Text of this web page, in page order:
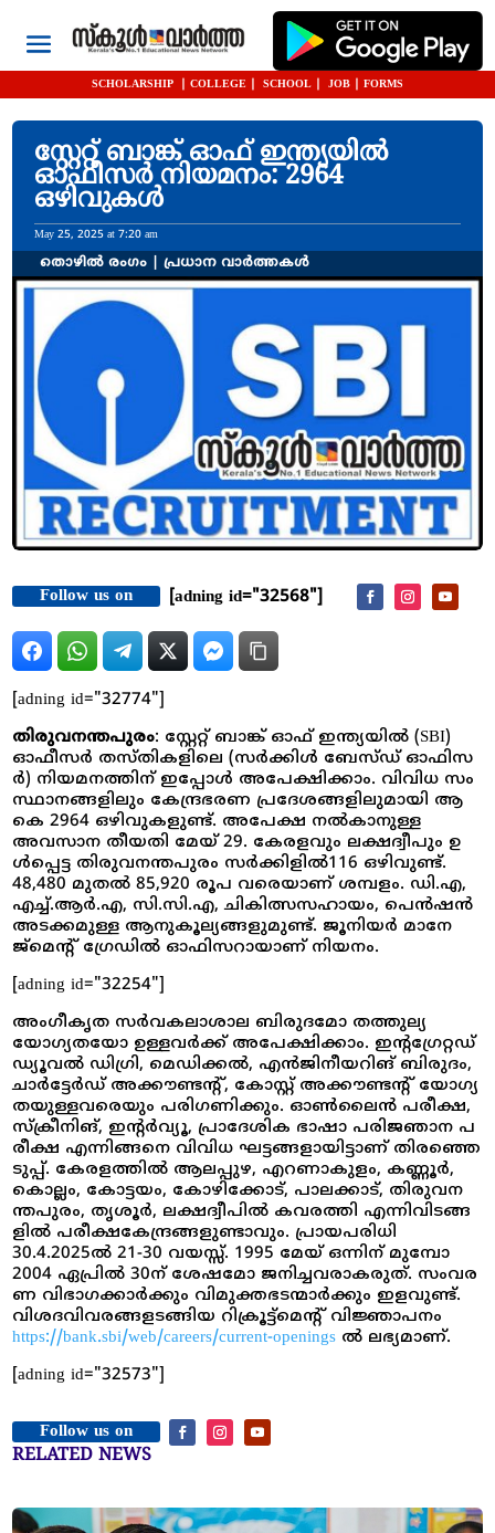
SCHOLARSHIP COLLEGE SCHOOL JOB FORMS
സ്റ്റേ​റ്റ് ബാ​ങ്ക് ഓ​ഫ് ഇന്ത്യയിൽ
ഓഫീസർ നിയമനം: 2964
ഒഴിവുകൾ
May 25, 2025 at 7:20 am
തൊഴിൽ രംഗം |പ്രധാന വാർത്തകൾ
Follow us on [adning id="32568"]
[adning id="32774"]
തിരുവനന്തപുരം: സ്റ്റേ​റ്റ് ബാ​ങ്ക് ഓ​ഫ് ഇ​ന്ത്യയിൽ (SBI)
ഓഫീസർ തസ്തികളിലെ (സർക്കിൾ ബേ​സ്ഡ് ഓ​ഫി​സ​
ർ​) നിയമനത്തിന് ഇപ്പോൾ അപേക്ഷിക്കാം. വി​വി​ധ സം​
സ്ഥാ​നങ്ങളിലും കേ​​ന്ദ്ര​ഭ​ര​ണ പ്ര​ദേ​ശ​ങ്ങളി​ലു​മായി ആ​
കെ 2964 ഒ​ഴി​വു​ക​ളു​ണ്ട്. അപേക്ഷ നൽകാനുള്ള
അവസാന തീയതി മേയ് 29. കേ​ര​ള​വും ല​ക്ഷ​ദ്വീ​പും ഉ​
ൾപ്പെ​ട്ട തി​രു​വ​ന​ന്ത​പു​രം സ​ർ​ക്കി​ളി​ൽ116 ഒ​ഴി​വു​ണ്ട്.
48,480 മുതൽ 85,920 രൂ​പ വരെയാണ് ശമ്പളം. ഡി.​എ,
എ​ച്ച്.​ആ​ർ.​എ, സി.​സി.​എ, ചി​കി​ത്സ​സ​ഹാ​യം, പെ​ൻ​ഷ​ൻ
അ​ട​ക്ക​മു​ള്ള ആ​നു​കൂ​ല്യ​ങ്ങ​ളു​മു​ണ്ട്. ജൂനി​യ​ർ മാ​നേ​
ജ്മെ​ന്റ് ഗ്രേ​ഡി​ൽ ഓ​ഫി​സ​റാ​യാണ് നി​യ​നം.
[adning id="32254"]
അം​ഗീ​കൃ​ത സ​ർ​വ​ക​ലാ​ശാ​ല ബി​രു​ദമോ ത​ത്തു​ല്യ
യോഗ്യതയോ ഉള്ളവർക്ക് അപേക്ഷിക്കാം. ഇ​ന്റ​ഗ്രേ​റ്റ​ഡ്
ഡ്യൂ​വ​ൽ ഡി​​ഗ്രി, മെ​ഡി​ക്ക​ൽ, എ​ൻ​ജി​നീ​യ​റി​ങ് ബി​രു​ദം,
ചാ​ർ​ട്ടേ​ർ​ഡ് അ​ക്കൗ​ണ്ട​ന്റ്, കോ​സ്റ്റ് അ​ക്കൗ​ണ്ട​ന്റ് യോ​ഗ്യ​
ത​യു​ള്ള​വ​രെ​യും പ​രി​ഗ​ണി​ക്കും. ഓ​ൺ​ലൈ​ൻ പ​രീ​ക്ഷ,
സ്ക്രീ​നി​ങ്, ഇ​ന്റ​ർ​വ്യൂ, പ്രാ​ദേ​ശി​ക ഭാ​ഷാ പ​രി​ജ​ഞാ​ന പ​
രീ​ക്ഷ എ​ന്നി​ങ്ങ​നെ വിവിധ ഘ​ട്ട​ങ്ങ​ളാ​യി​ട്ടാ​ണ് തിര​ഞ്ഞെ​
ടു​പ്പ്. കേ​ര​ള​ത്തി​ൽ ആ​ല​പ്പു​ഴ, എ​റ​ണാ​കു​ളം, ക​ണ്ണൂ​ർ,
കൊ​ല്ലം, കോ​ട്ട​യം, കോ​ഴി​ക്കോ​ട്, പാ​ല​ക്കാ​ട്, തി​രു​വ​ന​
ന്ത​പു​രം, തൃ​ശൂ​ർ, ല​ക്ഷ​ദ്വീ​പി​ൽ ക​വ​ര​ത്തി എ​ന്നി​വി​ട​ങ്ങ​
ളി​ൽ പ​രീ​ക്ഷ​കേ​ന്ദ്ര​ങ്ങ​ളു​ണ്ടാ​വും. പ്രാ​യ​പ​രി​ധി
30.4.2025ൽ 21-30 ​വ​യ​സ്സ്. 1995 മേ​യ് ഒ​ന്നി​ന് മു​മ്പോ
2004 ഏ​പ്രി​ൽ 30ന് ​ശേ​ഷ​മോ ജ​നി​ച്ച​വ​രാ​ക​രു​ത്. സം​വ​ര​
ണ വി​ഭാ​ഗ​ക്കാ​ർ​ക്കും വി​മു​ക്ത​ഭ​ട​ന്മാ​ർ​ക്കും ഇ​ള​വു​ണ്ട്.
വി​ശ​ദ​വി​വ​ര​ങ്ങ​ള​ട​ങ്ങി​യ റി​ക്രൂ​ട്ട്മെ​ന്റ് വി​ജ്ഞാ​പ​നം
https://bank.sbi/web/careers/current-openings ൽ ലഭ്യമാണ്.
[adning id="32573"]
Follow us on
RELATED NEWS